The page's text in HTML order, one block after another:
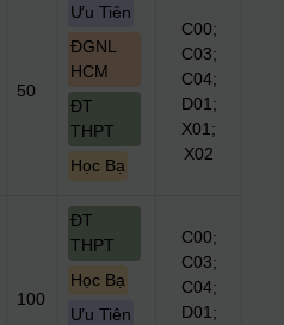
50
Ưu Tiên
ĐGNL
HCM
ĐT
THPT
Học Bạ
C00;
C03;
C04;
D01;
X01;
X02
100
ĐT
THPT
Học Bạ
Ưu Tiên
C00;
C03;
C04;
D01;